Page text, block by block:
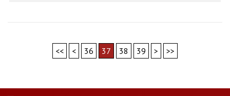
<< < 36 37 38 39 > >>